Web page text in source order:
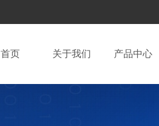
首页 关于我们 产品中心